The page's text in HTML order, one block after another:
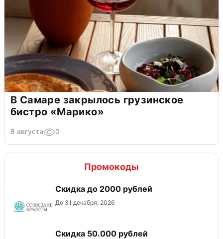
В Самаре закрылось грузинское
бистро «Марико»
8 августа 0
Промокоды
Скидка до 2000 рублей
До 31 декабря, 2026
Скидка 50.000 рублей